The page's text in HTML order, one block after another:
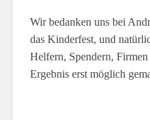
Wir bedanken uns bei
das Kinderfest, und
Helfern, Spendern, Firmen
Ergebnis erst möglich